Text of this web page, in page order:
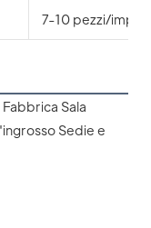
7-10 pezzi/